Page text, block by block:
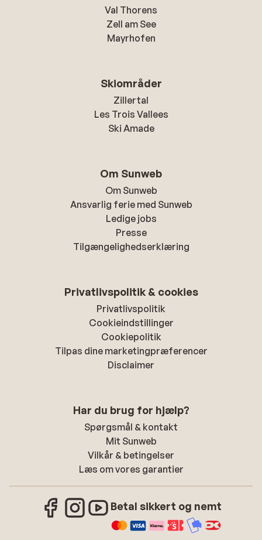
Val Thorens
Zell am See
Mayrhofen
Skiområder
Zillertal
Les Trois Vallees
Ski Amade
Om Sunweb
Om Sunweb
Ansvarlig ferie med Sunweb
Ledige jobs
Presse
Tilgængelighedserklæring
Privatlivspolitik & cookies
Privatlivspolitik
Cookieindstillinger
Cookiepolitik
Tilpas dine marketingpræferencer
Disclaimer
Har du brug for hjælp?
Spørgsmål & kontakt
Mit Sunweb
Vilkår & betingelser
Læs om vores garantier
Betal sikkert og nemt